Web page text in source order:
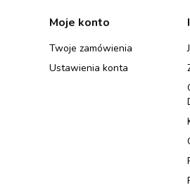
Moje konto
Twoje zamówienia
Ustawienia konta